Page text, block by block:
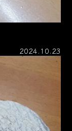
2024.10.23